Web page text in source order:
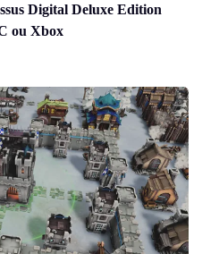
Digital Deluxe Edition
ou Xbox